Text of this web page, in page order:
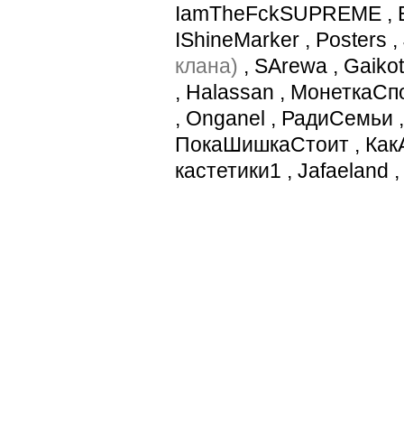
IamTheFckSUPREME ,
IShineMarker , Posters ,
клана) , SArewa ,
, Halassan ,
, Onganel , РадиСемьи
ПокаШишкаСтоит ,
кастетики1 , Jafaeland ,